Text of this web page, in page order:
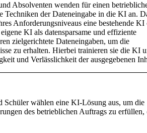
Absolventen wenden für einen
Techniken der Dateneingabe in die KI an.
Anforderungsniveaus eine bestehende KI
KI als datensparsame und effiziente
zielgerichtete Dateneingaben, um die
zu erhalten. Hierbei trainieren sie die KI
und Verlässlichkeit der ausgegebenen
Schüler wählen eine KI-Lösung aus, um die
des betrieblichen Auftrags zu erfüllen,